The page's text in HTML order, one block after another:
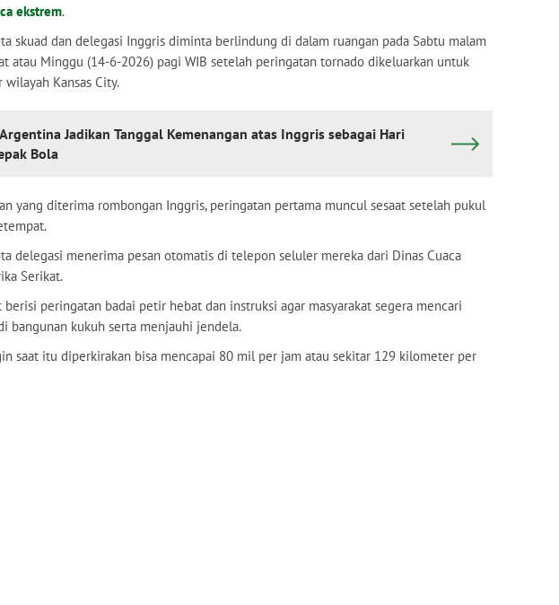
ekstrem.
skuad dan delegasi Inggris diminta berlindung di dalam ruangan pada Sabtu malam
atau Minggu (14-6-2026) pagi WIB setelah peringatan tornado dikeluarkan untuk
wilayah Kansas City.
Argentina Jadikan Tanggal Kemenangan atas Inggris sebagai Hari
Bola
yang diterima rombongan Inggris, peringatan pertama muncul sesaat setelah pukul
delegasi menerima pesan otomatis di telepon seluler mereka dari Dinas Cuaca
Serikat.
berisi peringatan badai petir hebat dan instruksi agar masyarakat segera mencari
bangunan kukuh serta menjauhi jendela.
saat itu diperkirakan bisa mencapai 80 mil per jam atau sekitar 129 kilometer per